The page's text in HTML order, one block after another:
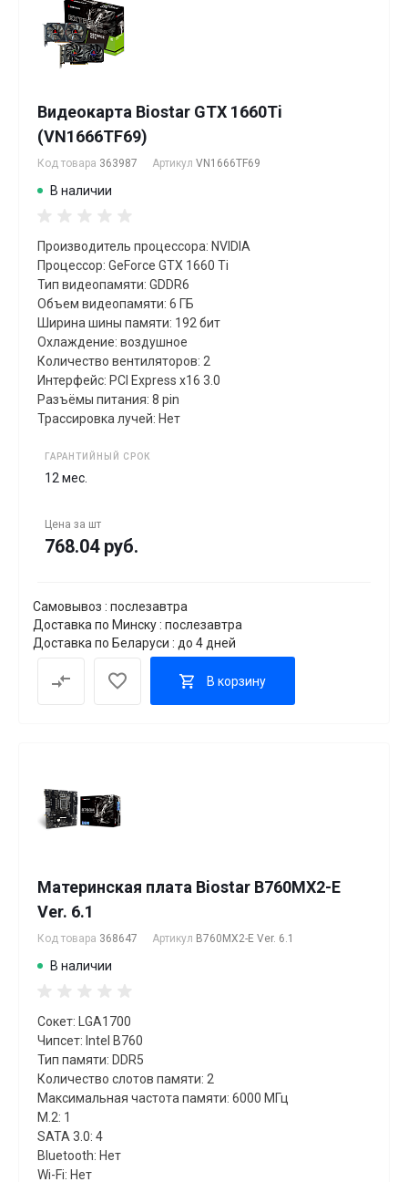
Видеокарта Biostar GTX 1660Ti
(VN1666TF69)
Код товара 363987 Артикул VN1666TF69
В наличии
Производитель процессора: NVIDIA
Процессор: GeForce GTX 1660 Ti
Тип видеопамяти: GDDR6
Объем видеопамяти: 6 ГБ
Ширина шины памяти: 192 бит
Охлаждение: воздушное
Количество вентиляторов: 2
Интерфейс: PCI Express x16 3.0
Разъёмы питания: 8 pin
Трассировка лучей: Нет
ГАРАНТИЙНЫЙ СРОК
12 мес.
Цена за шт
768.04 руб.
Самовывоз : послезавтра
Доставка по Минску : послезавтра
Доставка по Беларуси : до 4 дней
В корзину
Материнская плата Biostar B760MX2-E
Ver. 6.1
Код товара 368647 Артикул B760MX2-E Ver. 6.1
В наличии
Сокет: LGA1700
Чипсет: Intel B760
Тип памяти: DDR5
Количество слотов памяти: 2
Максимальная частота памяти: 6000 МГц
M.2: 1
SATA 3.0: 4
Bluetooth: Нет
Wi-Fi: Нет